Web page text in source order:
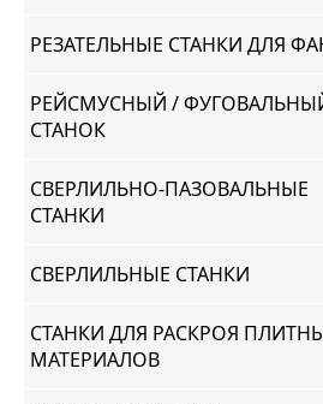
РЕЗАТЕЛЬНЫЕ СТАНКИ ДЛЯ
РЕЙСМУСНЫЙ /
СТАНОК
СВЕРЛИЛЬНО-ПАЗОВАЛЬНЫЕ
СТАНКИ
СВЕРЛИЛЬНЫЕ СТАНКИ
СТАНКИ ДЛЯ РАСКРОЯ
МАТЕРИАЛОВ